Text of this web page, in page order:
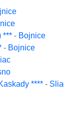
*** - Bojnice
- Bojnice
**** -